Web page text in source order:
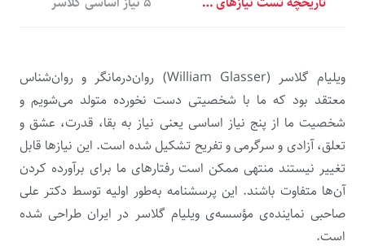
ویلیام گلاسر (William Glasser) روان‌درمانگر و روان‌شناس
معتقد بود که ما با شخصیتی دست نخورده متولد می‌شویم و
شخصیت ما از پنج نیاز اساسی یعنی نیاز به بقا، قدرت، عشق و
تعلق، آزادی و سرگرمی و تفریح تشکیل شده است. این نیازها قابل
تغییر نیستند منتهی ممکن است رفتارهای ما برای برآورده کردن
آن‌ها متفاوت باشند. این پرسشنامه به‌طور اولیه توسط دکتر علی
صاحبی نماینده‌ی مؤسسه‌ی ویلیام گلاسر در ایران طراحی شده
است.